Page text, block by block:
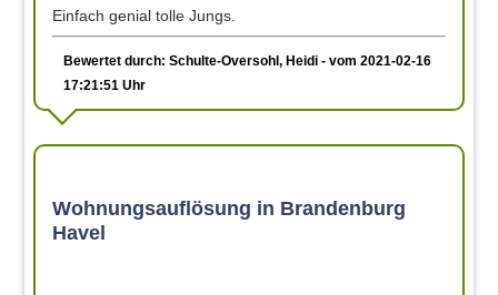
Einfach genial tolle Jungs.
Bewertet durch: Schulte-Oversohl, Heidi - vom 2021-02-16
17:21:51 Uhr
Wohnungsauflösung in Brandenburg
Havel